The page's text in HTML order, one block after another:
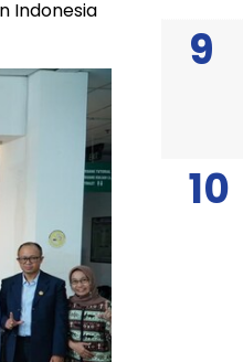
Indonesia